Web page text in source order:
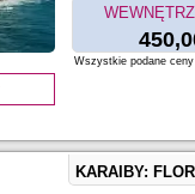
Wszystkie podane
KARAIBY: